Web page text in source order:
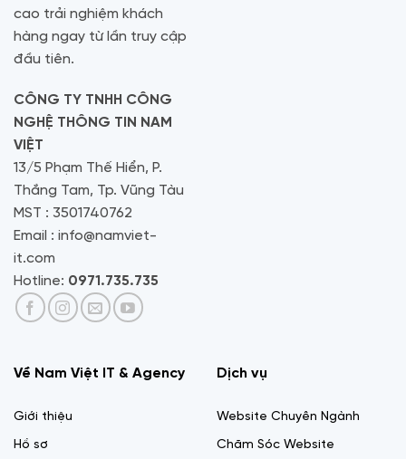
cao trải nghiệm khách
hàng ngay từ lần truy cập
đầu tiên.
CÔNG TY TNHH CÔNG
NGHỆ THÔNG TIN NAM
VIỆT
13/5 Phạm Thế Hiển, P.
Thắng Tam, Tp. Vũng Tàu
MST : 3501740762
Email : info@namviet-
it.com
Hotline: 0971.735.735
Về Nam Việt IT & Agency
Giới thiệu
Hồ sơ
Dịch vụ
Website Chuyên Ngành
Chăm Sóc Website